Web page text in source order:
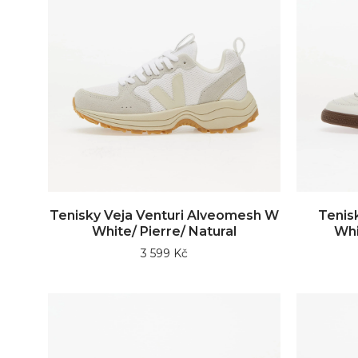
Tenisky Veja Venturi Alveomesh W
White/ Pierre/ Natural
3 599 Kč